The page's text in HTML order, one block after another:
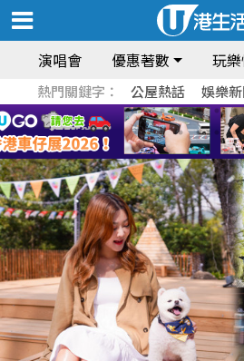
演唱會 優惠著數 玩
熱門關鍵字： 公屋熱話 娛樂